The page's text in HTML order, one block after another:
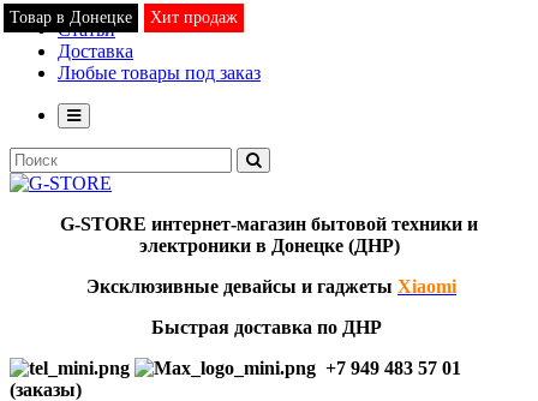
Статьи
Доставка
Любые товары под заказ
G-STORE интернет-магазин бытовой техники и
электроники в Донецке (ДНР)
Эксклюзивные девайсы и гаджеты Xiaomi
Быстрая доставка по ДНР
+7 949 483 57 01
(заказы)
Товар в Донецке Хит продаж
Товар в Донецке Хит продаж